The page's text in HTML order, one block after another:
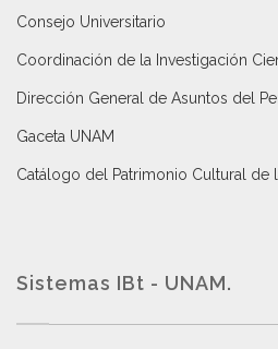
Consejo Universitario
Coordinación de la Investigación
Dirección General de Asuntos del
Gaceta UNAM
Catálogo del Patrimonio Cultural de
Sistemas IBt - UNAM.